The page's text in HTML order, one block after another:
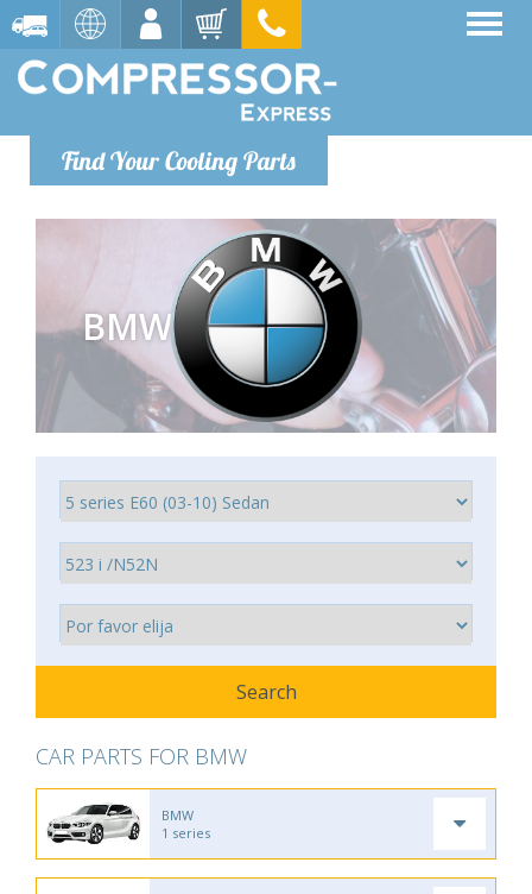
Find Your Cooling Parts
BMW
CAR PARTS FOR BMW
BMW
1 series